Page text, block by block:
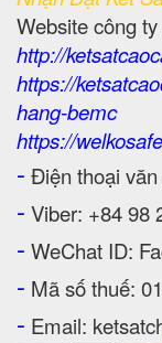
Website công ty
http://
https://
hang-bemc
https://
- Điện thoại
- Viber: +84 98
- WeChat ID:
- Mã số thuế:
- Email: